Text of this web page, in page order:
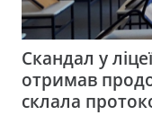
Скандал у
отримав
склала